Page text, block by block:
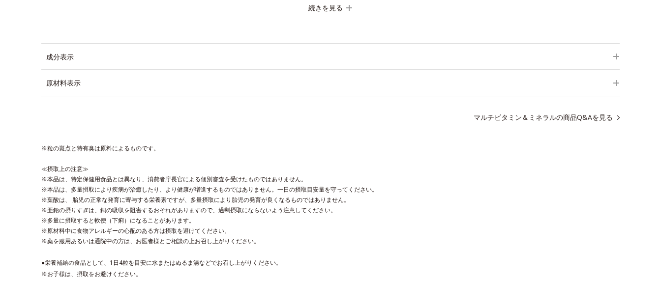
続きを見る
成分表示
原材料表示
マルチビタミン＆ミネラルの商品Q&Aを見る
※粒の斑点と特有臭は原料によるものです。
≪摂取上の注意≫
※本品は、特定保健用食品とは異なり、消費者庁長官による個別審査を受けたものではありません。
※本品は、多量摂取により疾病が治癒したり、より健康が増進するものではありません。一日の摂取目安量を守ってください。
※葉酸は、 胎児の正常な発育に寄与する栄養素ですが、多量摂取により胎児の発育が良くなるものではありません。
※亜鉛の摂りすぎは、銅の吸収を阻害するおそれがありますので、過剰摂取にならないよう注意してください。
※多量に摂取すると軟便（下痢）になることがあります。
※原材料中に食物アレルギーの心配のある方は摂取を避けてください。
※薬を服用あるいは通院中の方は、お医者様とご相談の上お召し上がりください。
●栄養補給の食品として、1日4粒を目安に水またはぬるま湯などでお召し上がりください。
※お子様は、摂取をお避けください。